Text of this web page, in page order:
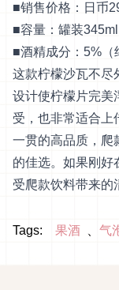
■销售价格：日币
■容量：罐装345ml
■酒精成分：5%（
这款柠檬沙瓦不尽
设计使柠檬片完美
受，也非常适合上
一贯的高品质，爬
的佳选。如果刚好
受爬款饮料带来的
Tags: 果酒 气